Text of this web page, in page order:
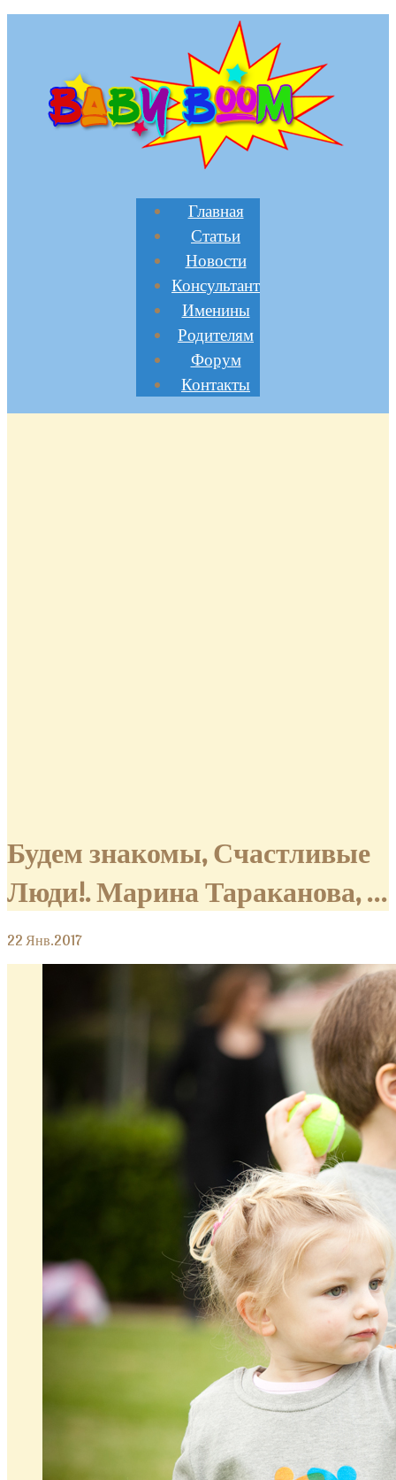
Главная
Статьи
Новости
Консультант
Именины
Родителям
Форум
Контакты
Будем знакомы, Счастливые
Люди!. Марина Тараканова, …
22 Янв.2017